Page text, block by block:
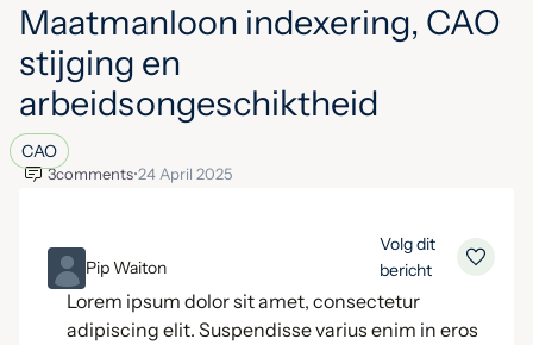
Maatmanloon indexering, CAO
stijging en
arbeidsongeschiktheid
CAO
3comments•24 April 2025
ML Pip Waiton
Volg dit
bericht
Lorem ipsum dolor sit amet, consectetur
adipiscing elit. Suspendisse varius enim in eros